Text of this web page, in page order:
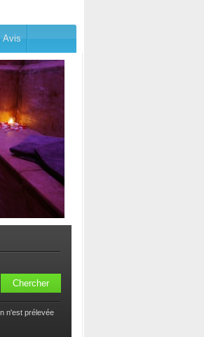
Avis
n'est prélevée